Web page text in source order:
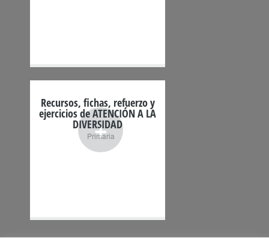
+
Recursos, fichas, refuerzo y
ejercicios de ATENCIÓN A LA
DIVERSIDAD
Primaria